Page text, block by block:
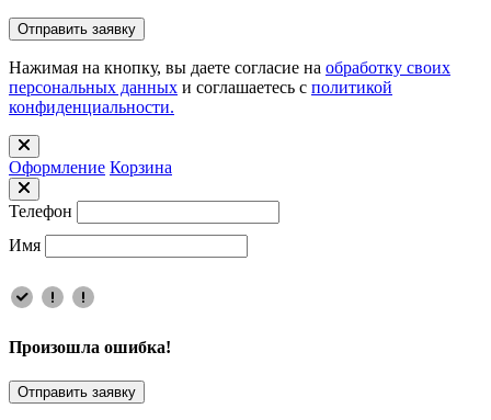
Отправить заявку
Нажимая на кнопку, вы даете согласие на обработку своих
персональных данных и соглашаетесь с политикой
конфиденциальности.
Оформлениe Корзина
Телефон
Имя
Произошла ошибка!
Отправить заявку